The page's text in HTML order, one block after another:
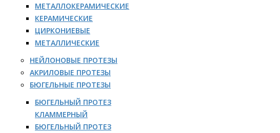
МЕТАЛЛОКЕРАМИЧЕСКИЕ
КЕРАМИЧЕСКИЕ
ЦИРКОНИЕВЫЕ
МЕТАЛЛИЧЕСКИЕ
НЕЙЛОНОВЫЕ ПРОТЕЗЫ
АКРИЛОВЫЕ ПРОТЕЗЫ
БЮГЕЛЬНЫЕ ПРОТЕЗЫ
БЮГЕЛЬНЫЙ ПРОТЕЗ
КЛАММЕРНЫЙ
БЮГЕЛЬНЫЙ ПРОТЕЗ